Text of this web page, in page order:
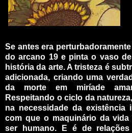
Se antes era
do arcano 19 e pinta o vaso
história da arte. A tristeza é
adicionada, criando uma
da morte em miríade
Respeitando o ciclo da
na necessidade da existência
com que o maquinário da
ser humano. E é de